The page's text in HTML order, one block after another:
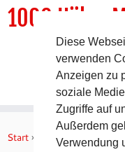
Inhalt
1000
DER
Start » kostenfreie
Diese
verwenden
Anzeigen zu
soziale
Zugriffe auf
Außerdem
Verwendung